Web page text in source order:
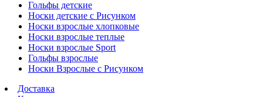
Гольфы детские
Носки детские с Рисунком
Носки взрослые хлопковые
Носки взрослые теплые
Носки взрослые Sport
Гольфы взрослые
Носки Взрослые с Рисунком
Доставка